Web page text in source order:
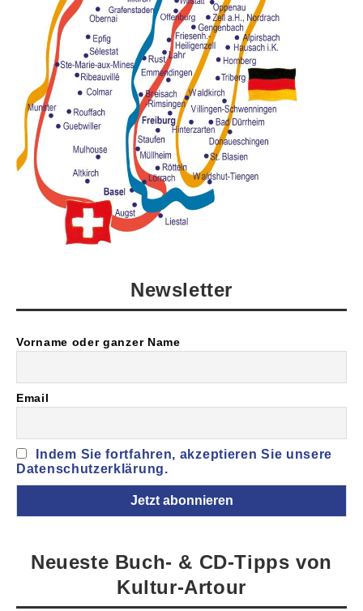
Newsletter
Vorname oder ganzer Name
Email
Indem Sie fortfahren, akzeptieren Sie unsere
Datenschutzerklärung.
Neueste Buch- & CD-Tipps von
Kultur-Artour